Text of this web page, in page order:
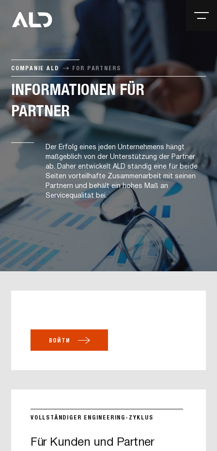
COMPANIE ALD FOR PARTNERS
INFORMATIONEN FÜR
PARTNER
Der Erfolg eines jeden Unternehmens hängt
maßgeblich von der Unterstützung der Partner
ab. Daher entwickelt ALD ständig eine für beide
Seiten vorteilhafte Zusammenarbeit mit seinen
Partnern und behält ein hohes Maß an
Servicequalität bei.
ВОЙТИ
VOLLSTÄNDIGER ENGINEERING-ZYKLUS
Für Kunden und Partner